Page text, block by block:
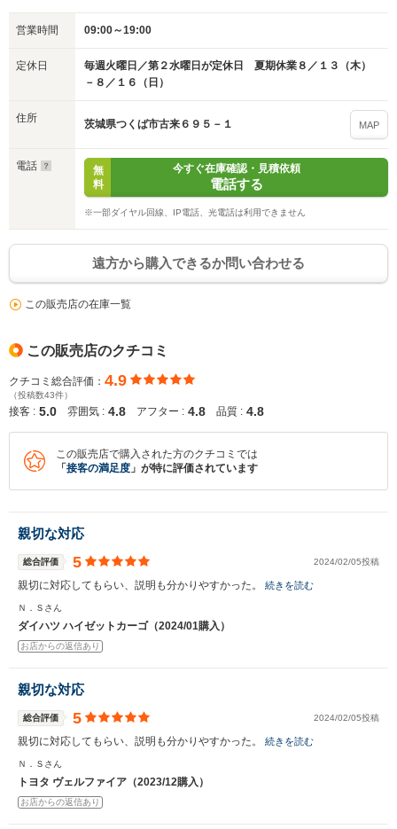
営業時間 09:00～19:00
定休日
毎週火曜日／第２水曜日が定休日 夏期休業８／１３（木）
－８／１６（日）
住所 茨城県つくば市古来６９５－１ MAP
電話
無
料
今すぐ在庫確認・見積依頼
電話する
※一部ダイヤル回線、IP電話、光電話は利用できません
遠方から購入できるか問い合わせる
この販売店の在庫一覧
この販売店のクチコミ
クチコミ総合評価： 4.9
（投稿数43件）
接客 : 5.0 雰囲気 : 4.8 アフター : 4.8 品質 : 4.8
この販売店で購入された方のクチコミでは
「 接客の満足度 」が特に評価されています
親切な対応
総合評価 5 2024/02/05投稿
親切に対応してもらい、説明も分かりやすかった。 続きを読む
Ｎ．Ｓさん
ダイハツ ハイゼットカーゴ（2024/01購入）
お店からの返信あり
親切な対応
総合評価 5 2024/02/05投稿
親切に対応してもらい、説明も分かりやすかった。 続きを読む
Ｎ．Ｓさん
トヨタ ヴェルファイア（2023/12購入）
お店からの返信あり
入力途中の情報を保存しますか？
※保存された情報は90日で破棄されます
いいえ はい